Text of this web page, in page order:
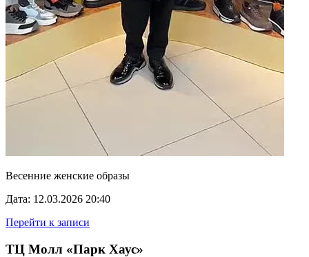
Весенние женские образы
Дата: 12.03.2026 20:40
Перейти к записи
ТЦ Молл «Парк Хаус»